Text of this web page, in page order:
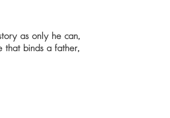
as only he can,
that binds a father,